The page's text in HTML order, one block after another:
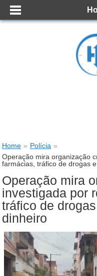
Home » Polícia »
Operação mira organização
farmácias, tráfico de drogas
Operação mira
investigada por
tráfico de
dinheiro